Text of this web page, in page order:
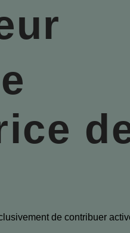
de contribuer